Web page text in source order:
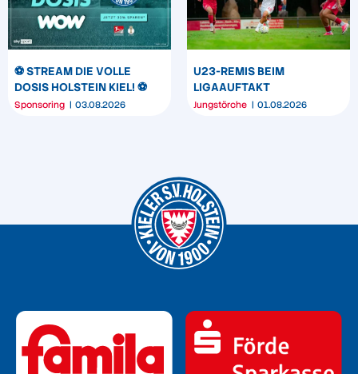
⚽️ STREAM DIE VOLLE
DOSIS HOLSTEIN KIEL! ⚽️
Sponsoring 03.08.2026
U23-REMIS BEIM
LIGAAUFTAKT
Jungstörche 01.08.2026